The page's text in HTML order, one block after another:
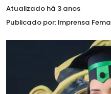
Atualizado há 3 anos
Publicado por: Imprensa Fema